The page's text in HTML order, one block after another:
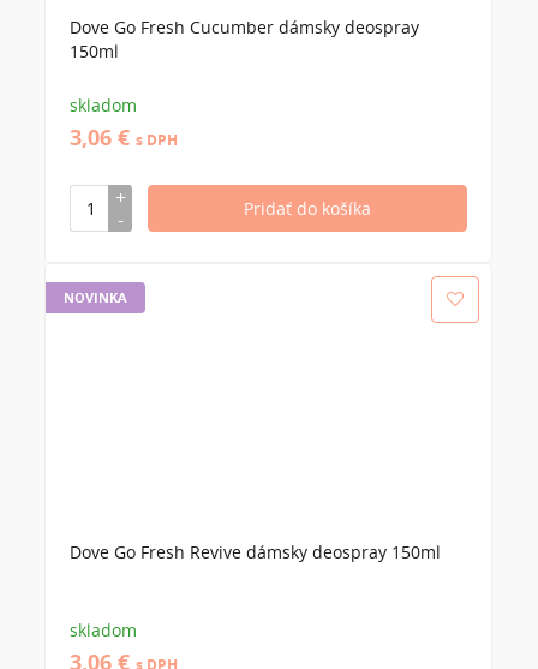
Dove Go Fresh Cucumber dámsky deospray
150ml
skladom
3,06 € s DPH
NOVINKA
Dove Go Fresh Revive dámsky deospray 150ml
skladom
3,06 € s DPH